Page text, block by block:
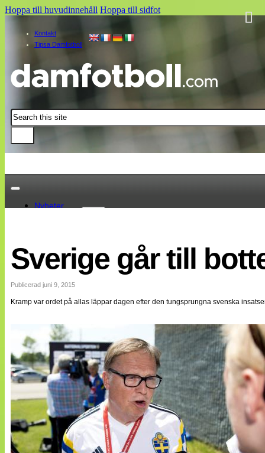
Hoppa till huvudinnehåll Hoppa till sidfot
Kontakt
Tipsa Damfotboll
Sök
Nyheter
Landslaget
EM 2013
Internationellt
Bildreportage
Bloggar
Webb-TV
Cuper
Medlemsbilder
Till klubbkassan
NÄTverket
Split vision
Om oss
Annonsera
Statistik
Tipsa Damfotboll
Kontakt
Sverige går till
Publicerad juni 9, 2015
Kramp var ordet på allas läppar dagen efter den tungsprungna svenska